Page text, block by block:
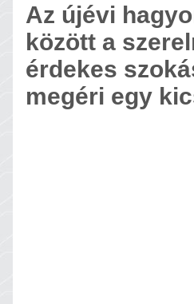
Az újévi
között a
érdekes
megéri egy